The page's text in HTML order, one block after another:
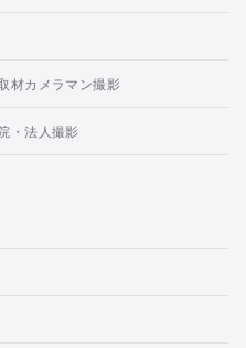
材カメラマン撮影
・法人撮影